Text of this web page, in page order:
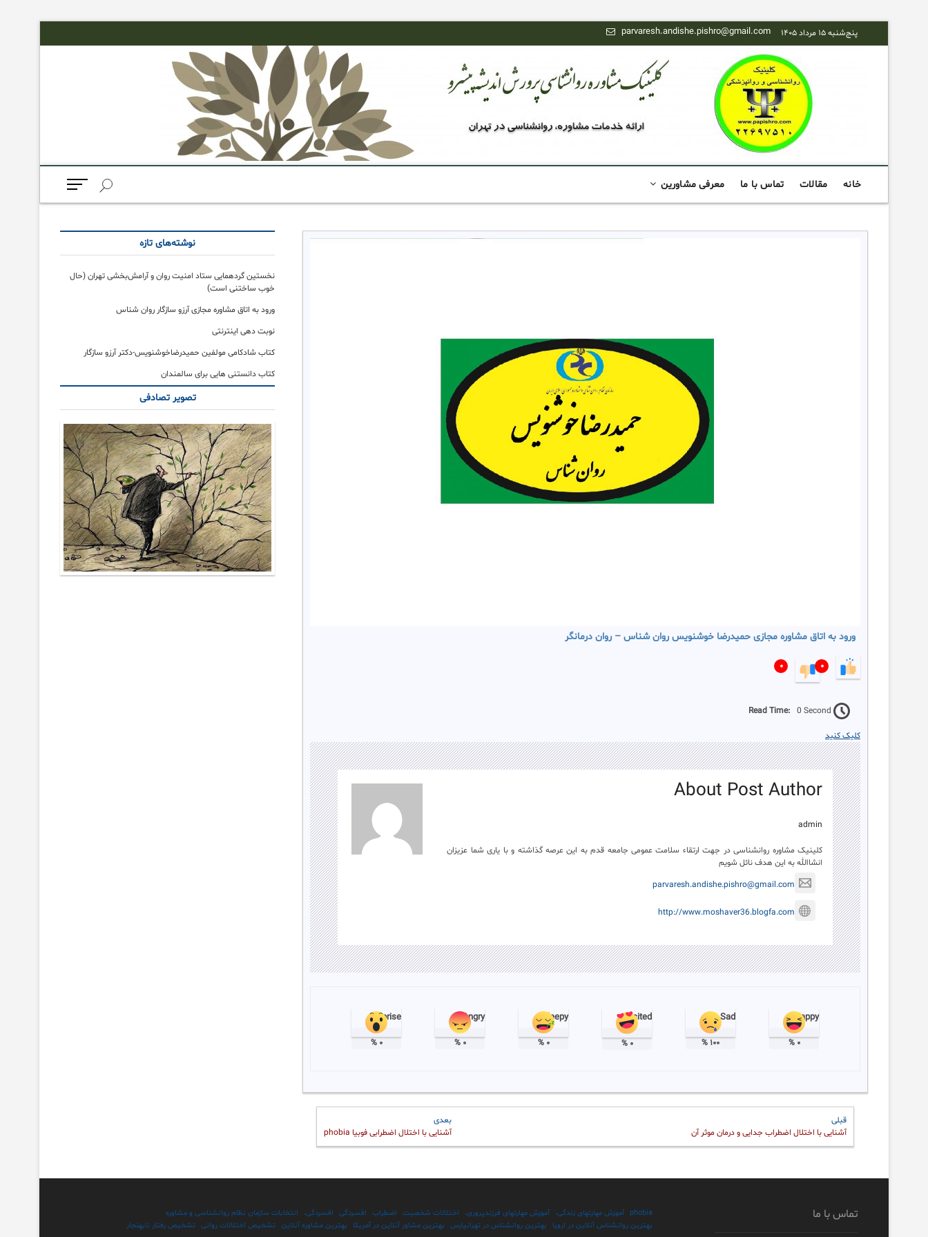
پنج‌شنبه ۱۵ مرداد ۱۴۰۵ parvaresh.andishe.pishro@gmail.com
خانه مقالات تماس با ما معرفی مشاورین
M
B
ورود به اتاق مشاوره مجازی حمیدرضا خوشنویس روان شناس – روان درمانگر
۰ ۰
Read Time: 0 Second
کلیک کنید
About Post Author
admin
کلینیک مشاوره روانشناسی در جهت ارتقاء سلامت عمومی جامعه قدم به این عرصه گذاشته و با یاری شما عزیزان
انشاالله به این هدف نائل شویم
parvaresh.andishe.pishro@gmail.com
http://www.moshaver36.blogfa.com
Happy
۰ %
Sad
۱۰۰ %
Excited
۰ %
Sleepy
۰ %
Angry
۰ %
Surprise
۰ %
راهبری
نوشته‌ها
قبلیPrevious
post:
آشنایی با اختلال اضطراب جدایی و درمان موثر آن
بعدیNext
post:
آشنایی با اختلال اضطرابی فوبیا phobia
نوشته‌های تازه
نخستین گردهمایی ستاد امنیت روان و آرامش‌بخشی تهران (حال
خوب ساختنی است)
ورود به اتاق مشاوره مجازی آرزو سازگار روان شناس
نوبت دهی اینترنتی
کتاب شادکامی مولفین حمیدرضاخوشنویس-دکتر آرزو سازگار
کتاب دانستنی هایی برای سالمندان
تصویر تصادفی
تماس با ما phobia آموزش مهارتهای زندگی، آموزش مهارتهای فرزندپروری، اختلالات شخصیت اضطراب افسردگی افسردگی،
انتخابات سازمان نظام روانشناسی و مشاوره
بهترین روانشناس آنلاین در اروپا
بهترین روانشناس در تهرانپارس بهترین مشاور آنلاین در آمریکا بهترین مشاوره آنلاین تشخیص اختلالات روانی تشخیص رفتار نابهنجار